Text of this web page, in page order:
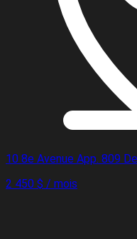
10 8e Avenue App. 809
2 450 $ / mois